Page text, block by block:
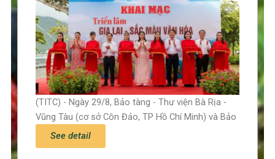
(TITC) - Ngày 29/8, Bảo tàng - Thư viện Bà Rịa -
Vũng Tàu (cơ sở Côn Đảo, TP Hồ Chí Minh) và Bảo
See detail